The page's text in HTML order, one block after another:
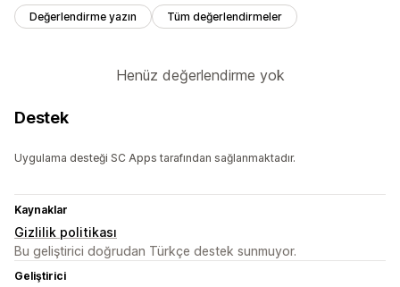
Değerlendirme yazın Tüm değerlendirmeler
Henüz değerlendirme yok
Destek
Uygulama desteği SC Apps tarafından sağlanmaktadır.
Kaynaklar
Gizlilik politikası
Bu geliştirici doğrudan Türkçe destek sunmuyor.
Geliştirici